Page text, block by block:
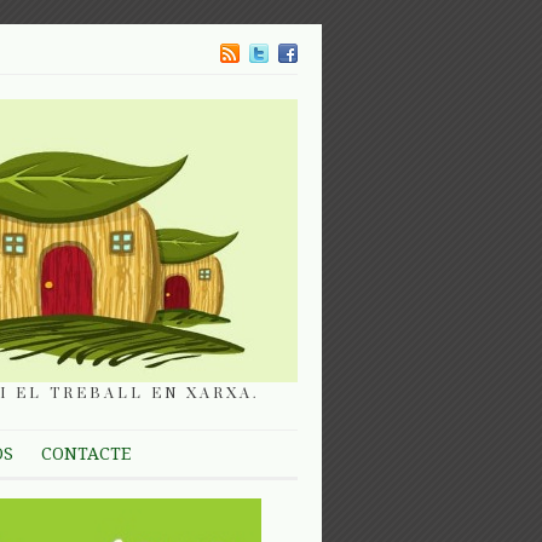
EL TREBALL EN XARXA.
CONTACTE